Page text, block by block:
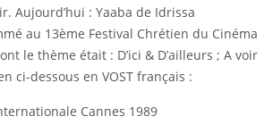
Aujourd’hui : Yaaba de Idrissa
au 13ème Festival Chrétien du Cinéma
le thème était : D’ici & D’ailleurs ; A voir
ci-dessous en VOST français :
Cannes 1989